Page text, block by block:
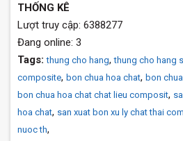
THỐNG KÊ
Lượt truy cập: 6388277
Đang online: 3
Tags: thung cho hang,thung cho hang
composite, bon chua hoa chat, bon
bon chua hoa chat chat lieu composit,
hoa chat, san xuat bon xu ly chat thai
nuoc th,